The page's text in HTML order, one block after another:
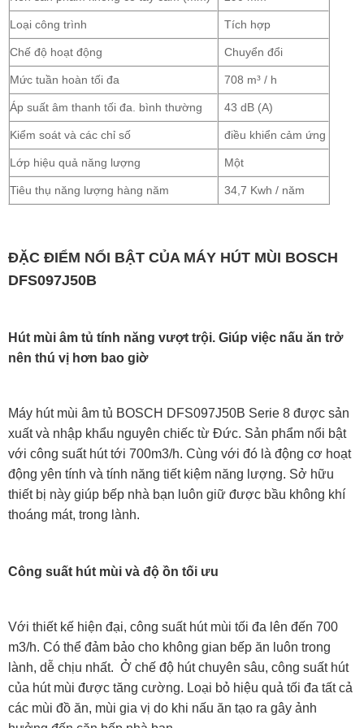
Loại công trình Tích hợp
Chế độ hoạt động Chuyển đổi
Mức tuần hoàn tối đa 708 m³ / h
Áp suất âm thanh tối đa. bình thường 43 dB (A)
Kiểm soát và các chỉ số điều khiển cảm ứng
Lớp hiệu quả năng lượng Một
Tiêu thụ năng lượng hàng năm 34,7 Kwh / năm
ĐẶC ĐIỂM NỔI BẬT CỦA MÁY HÚT MÙI BOSCH
DFS097J50B
Hút mùi âm tủ tính năng vượt trội. Giúp việc nấu ăn trở
nên thú vị hơn bao giờ
Máy hút mùi âm tủ BOSCH DFS097J50B Serie 8 được sản
xuất và nhập khẩu nguyên chiếc từ Đức. Sản phẩm nổi bật
với công suất hút tới 700m3/h. Cùng với đó là động cơ hoạt
động yên tính và tính năng tiết kiệm năng lượng. Sở hữu
thiết bị này giúp bếp nhà bạn luôn giữ được bầu không khí
thoáng mát, trong lành.
Công suất hút mùi và độ ồn tối ưu
Với thiết kế hiện đại, công suất hút mùi tối đa lên đến 700
m3/h. Có thể đảm bảo cho không gian bếp ăn luôn trong
lành, dễ chịu nhất. Ở chế độ hút chuyên sâu, công suất hút
của hút mùi được tăng cường. Loại bỏ hiệu quả tối đa tất cả
các mùi đồ ăn, mùi gia vị do khi nấu ăn tạo ra gây ảnh